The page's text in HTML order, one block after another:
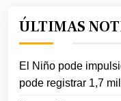
ÚLTIMAS
El Niño pode
pode registrar 1,7